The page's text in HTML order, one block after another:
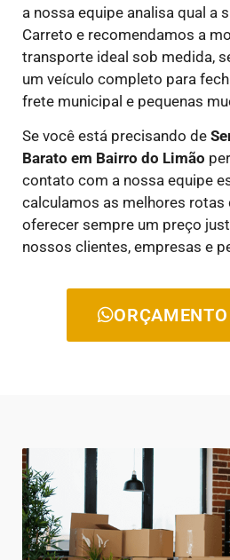
a nossa equipe analisa qual a
Carreto e recomendamos a
transporte ideal sob medida,
um veículo completo para
frete municipal e pequenas
Se você está precisando de
Barato em Bairro do Limão
contato com a nossa equipe
calculamos as melhores
oferecer sempre um preço
nossos clientes, empresas e